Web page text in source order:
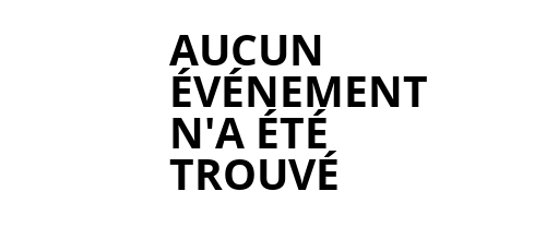
AUCUN
ÉVÉNEMENT
N'A ÉTÉ
TROUVÉ